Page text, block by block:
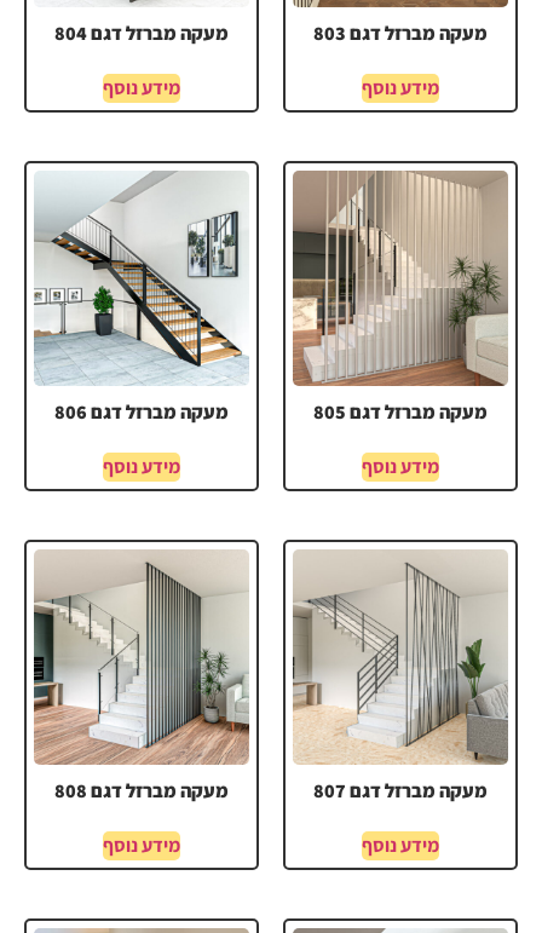
מעקה מברזל דגם 803
מידע נוסף
מעקה מברזל דגם 804
מידע נוסף
מעקה מברזל דגם 805
מידע נוסף
מעקה מברזל דגם 806
מידע נוסף
מעקה מברזל דגם 807
מידע נוסף
מעקה מברזל דגם 808
מידע נוסף